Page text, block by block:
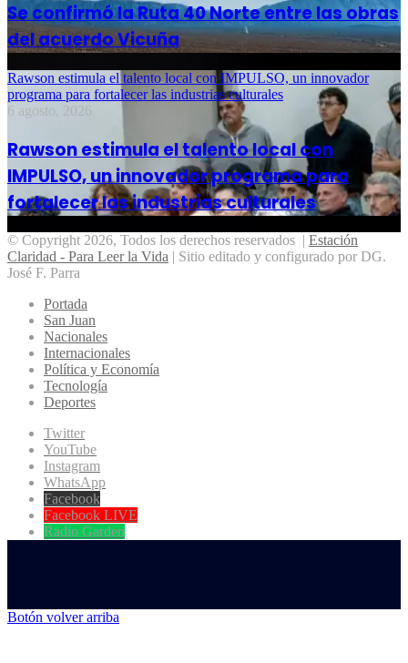
Se confirmó la Ruta 40 Norte entre las obras
del acuerdo Vicuña
Rawson estimula el talento local con IMPULSO, un innovador
programa para fortalecer las industrias culturales
6 agosto, 2026
Rawson estimula el talento local con
IMPULSO, un innovador programa para
fortalecer las industrias culturales
© Copyright 2026, Todos los derechos reservados | Estación
Claridad - Para Leer la Vida | Sitio editado y configurado por DG.
José F. Parra
Portada
San Juan
Nacionales
Internacionales
Política y Economía
Tecnología
Deportes
Twitter
YouTube
Instagram
WhatsApp
Facebook
Facebook LIVE
Radio Garden
Botón volver arriba